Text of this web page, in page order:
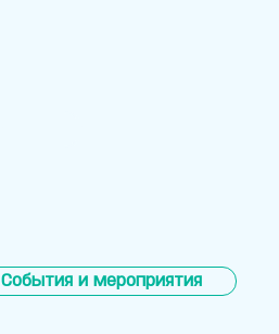
События и мероприятия